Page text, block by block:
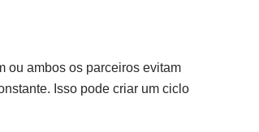
ou ambos os parceiros evitam
Isso pode criar um ciclo